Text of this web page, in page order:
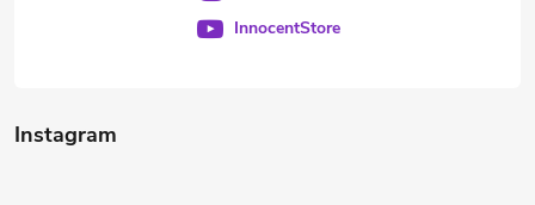
Instagram
InnocentStore